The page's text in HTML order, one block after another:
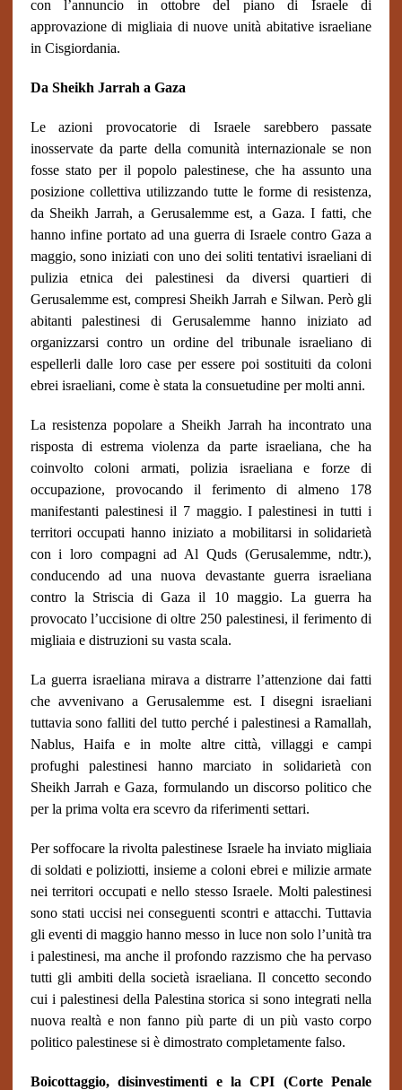
con l’annuncio in ottobre del piano di Israele di
approvazione di migliaia di nuove unità abitative israeliane
in Cisgiordania.
Da Sheikh Jarrah a Gaza
Le azioni provocatorie di Israele sarebbero passate
inosservate da parte della comunità internazionale se non
fosse stato per il popolo palestinese, che ha assunto una
posizione collettiva utilizzando tutte le forme di resistenza,
da Sheikh Jarrah, a Gerusalemme est, a Gaza. I fatti, che
hanno infine portato ad una guerra di Israele contro Gaza a
maggio, sono iniziati con uno dei soliti tentativi israeliani di
pulizia etnica dei palestinesi da diversi quartieri di
Gerusalemme est, compresi Sheikh Jarrah e Silwan. Però gli
abitanti palestinesi di Gerusalemme hanno iniziato ad
organizzarsi contro un ordine del tribunale israeliano di
espellerli dalle loro case per essere poi sostituiti da coloni
ebrei israeliani, come è stata la consuetudine per molti anni.
La resistenza popolare a Sheikh Jarrah ha incontrato una
risposta di estrema violenza da parte israeliana, che ha
coinvolto coloni armati, polizia israeliana e forze di
occupazione, provocando il ferimento di almeno 178
manifestanti palestinesi il 7 maggio. I palestinesi in tutti i
territori occupati hanno iniziato a mobilitarsi in solidarietà
con i loro compagni ad Al Quds (Gerusalemme, ndtr.),
conducendo ad una nuova devastante guerra israeliana
contro la Striscia di Gaza il 10 maggio. La guerra ha
provocato l’uccisione di oltre 250 palestinesi, il ferimento di
migliaia e distruzioni su vasta scala.
La guerra israeliana mirava a distrarre l’attenzione dai fatti
che avvenivano a Gerusalemme est. I disegni israeliani
tuttavia sono falliti del tutto perché i palestinesi a Ramallah,
Nablus, Haifa e in molte altre città, villaggi e campi
profughi palestinesi hanno marciato in solidarietà con
Sheikh Jarrah e Gaza, formulando un discorso politico che
per la prima volta era scevro da riferimenti settari.
Per soffocare la rivolta palestinese Israele ha inviato migliaia
di soldati e poliziotti, insieme a coloni ebrei e milizie armate
nei territori occupati e nello stesso Israele. Molti palestinesi
sono stati uccisi nei conseguenti scontri e attacchi. Tuttavia
gli eventi di maggio hanno messo in luce non solo l’unità tra
i palestinesi, ma anche il profondo razzismo che ha pervaso
tutti gli ambiti della società israeliana. Il concetto secondo
cui i palestinesi della Palestina storica si sono integrati nella
nuova realtà e non fanno più parte di un più vasto corpo
politico palestinese si è dimostrato completamente falso.
Boicottaggio, disinvestimenti e la CPI (Corte Penale